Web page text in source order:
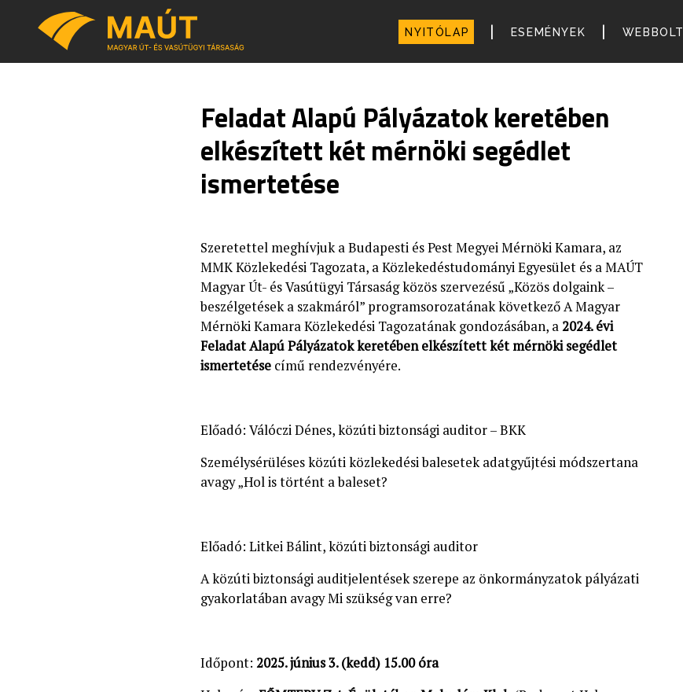
NYITÓLAP | ESEMÉNYEK | WEBBOLT
Feladat Alapú Pályázatok keretében
elkészített két mérnöki segédlet
ismertetése
Szeretettel meghívjuk a Budapesti és Pest Megyei Mérnöki Kamara, az
MMK Közlekedési Tagozata, a Közlekedéstudományi Egyesület és a MAÚT
Magyar Út- és Vasútügyi Társaság közös szervezésű „Közös dolgaink –
beszélgetések a szakmáról” programsorozatának következő A Magyar
Mérnöki Kamara Közlekedési Tagozatának gondozásában, a2024. évi
Feladat Alapú Pályázatok keretében elkészített két mérnöki segédlet
ismertetése című rendezvényére.
Előadó: Válóczi Dénes, közúti biztonsági auditor – BKK
Személysérüléses közúti közlekedési balesetek adatgyűjtési módszertana
avagy „Hol is történt a baleset?
Előadó: Litkei Bálint, közúti biztonsági auditor
A közúti biztonsági auditjelentések szerepe az önkormányzatok pályázati
gyakorlatában avagy Mi szükség van erre?
Időpont:2025. június 3. (kedd) 15.00 óra